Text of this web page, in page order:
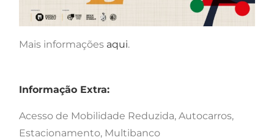
Mais informações aqui.
Informação Extra:
Acesso de Mobilidade Reduzida, Autocarros,
Estacionamento, Multibanco